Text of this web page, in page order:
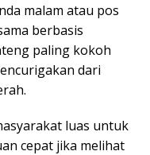
malam atau pos
berbasis
paling kokoh
dari
luas untuk
cepat jika melihat